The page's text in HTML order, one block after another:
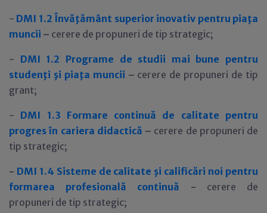
- DMI 1.2 Învăţământ superior inovativ pentru piaţa
muncii – cerere de propuneri de tip strategic;
- DMI 1.2 Programe de studii mai bune pentru
studenţi şi piaţa muncii – cerere de propuneri de tip
grant;
- DMI 1.3 Formare continuă de calitate pentru
progres în cariera didactică – cerere de propuneri de
tip strategic;
- DMI 1.4 Sisteme de calitate şi calificări noi pentru
formarea profesională continuă - cerere de
propuneri de tip strategic;